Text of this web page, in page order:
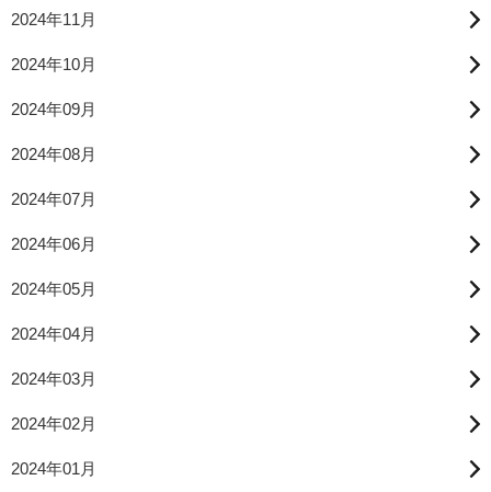
2024年11月
2024年10月
2024年09月
2024年08月
2024年07月
2024年06月
2024年05月
2024年04月
2024年03月
2024年02月
2024年01月